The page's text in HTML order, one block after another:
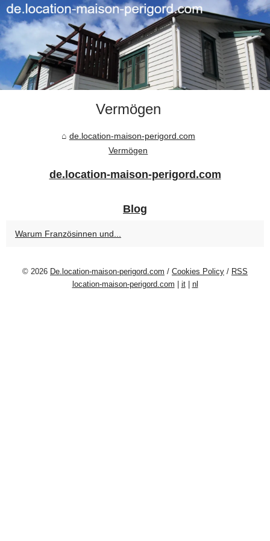
Vermögen
de.location-maison-perigord.com
Vermögen
de.location-maison-perigord.com
Blog
Warum Französinnen und...
© 2026 De.location-maison-perigord.com / Cookies Policy / RSS
location-maison-perigord.com
it| nl